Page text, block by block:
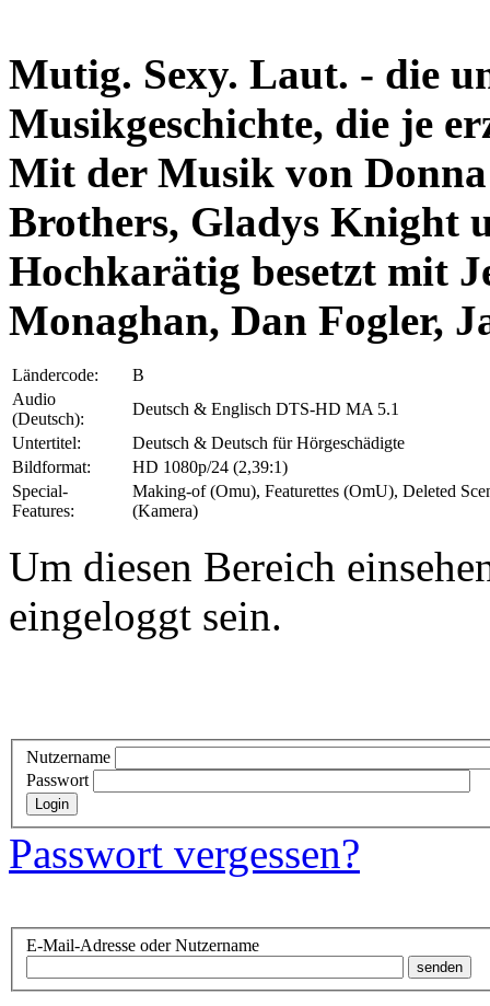
Mutig. Sexy. Laut. - die
Musikgeschichte, die je
Mit der Musik von
Brothers, Gladys Knight
Hochkarätig besetzt mit
Monaghan, Dan Fogler,
Ländercode:
B
Audio
(Deutsch):
Deutsch & Englisch DTS-HD MA 5.1
Untertitel:
Deutsch & Deutsch für Hörgeschädigte
Bildformat:
HD 1080p/24 (2,39:1)
Special-
Features:
Making-of (Omu), Featurettes (OmU), Deleted
(Kamera)
Um diesen Bereich
eingeloggt sein.
Nutzername
Passwort
Passwort vergessen?
E-Mail-Adresse oder Nutzername